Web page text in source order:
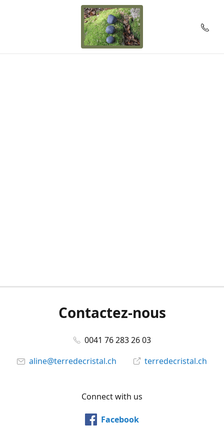
Contactez-nous
0041 76 283 26 03
aline@terredecristal.ch
terredecristal.ch
Connect with us
Facebook